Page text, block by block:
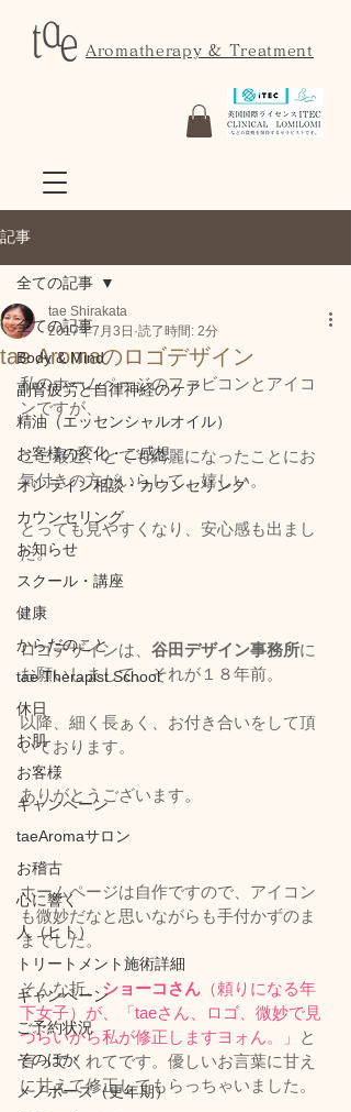
Aromatherapy & Treatment
記事
全ての記事
Body & Mind
副腎疲労と自律神経のケア
精油（エッセンシャルオイル）
お客様の変化・ご感想
オンライン相談・カウンセリング
カウンセリング
お知らせ
スクール・講座
健康
からだのこと
tae Therapist School
休日
お肌
お客様
キャンペーン
taeAromaサロン
お稽古
心に響く
人（ヒト）
トリートメント施術詳細
キャンペーン
ご予約状況
そのほか
メノポーズ（更年期）
全ての記事
tae Aromaのロゴデザイン
tae Shirakata
2017年7月3日 読了時間: 2分
私のホームページのファビコンとアイコ
ンですが、
ここ最近、とても綺麗になったことにお
気付きの方がいらして、嬉しい。
とっても見やすくなり、安心感も出まし
た。
ロゴデザインは、 谷田デザイン事務所に
お願いしまして、それが１８年前。
以降、細く長ぁく、お付き合いをして頂
いております。
ありがとうございます。
ホームページは自作ですので、アイコン
も微妙だなと思いながらも手付かずのま
までした。
そんな折、ショーコさん （頼りになる年
下女子）が、「taeさん、ロゴ、微妙で見
づらいから私が修正しますヨォん。」
と
言ってくれてです。優しいお言葉に甘え
に甘えて修正してもらっちゃいました。